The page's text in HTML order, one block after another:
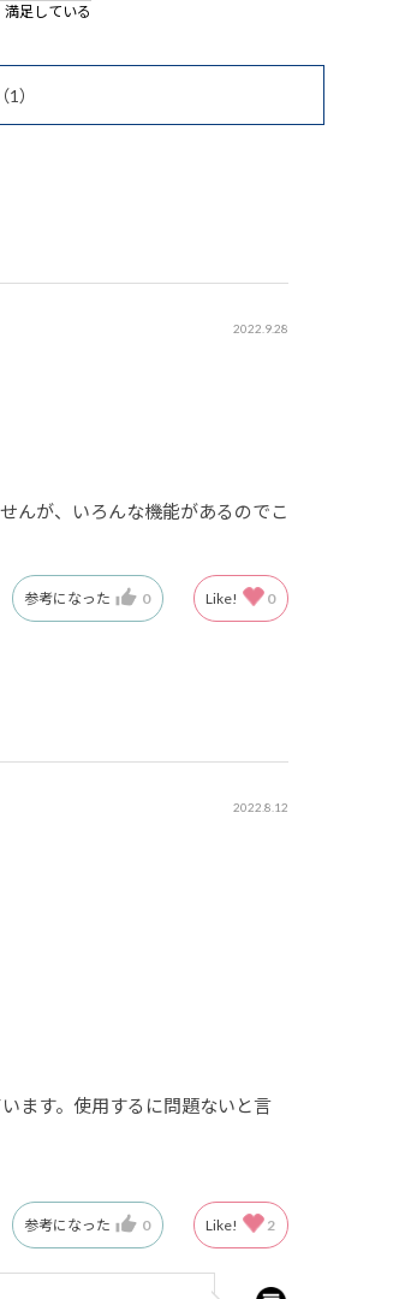
満足している
（1）
2022.9.28
んが、いろんな機能があるのでこ
参考になった 0 Like! 0
2022.8.12
ます。使用するに問題ないと言
参考になった 0 Like! 2